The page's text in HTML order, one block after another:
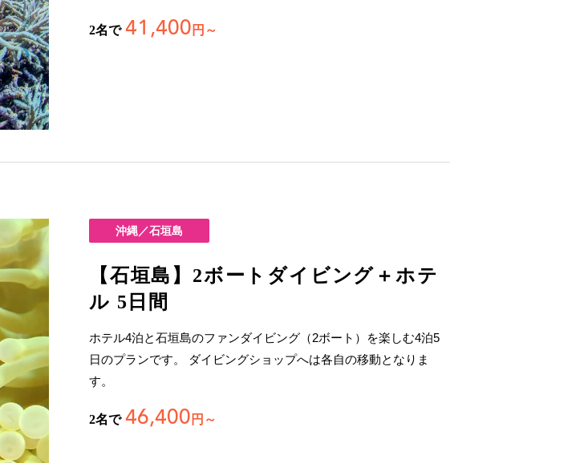
2名で 41,400 円～
沖縄／石垣島
【石垣島】2ボートダイビング＋ホテ
ル 5日間
ホテル4泊と石垣島のファンダイビング（2ボート）を楽しむ4泊5
日のプランです。 ダイビングショップへは各自の移動となりま
す。
2名で 46,400 円～